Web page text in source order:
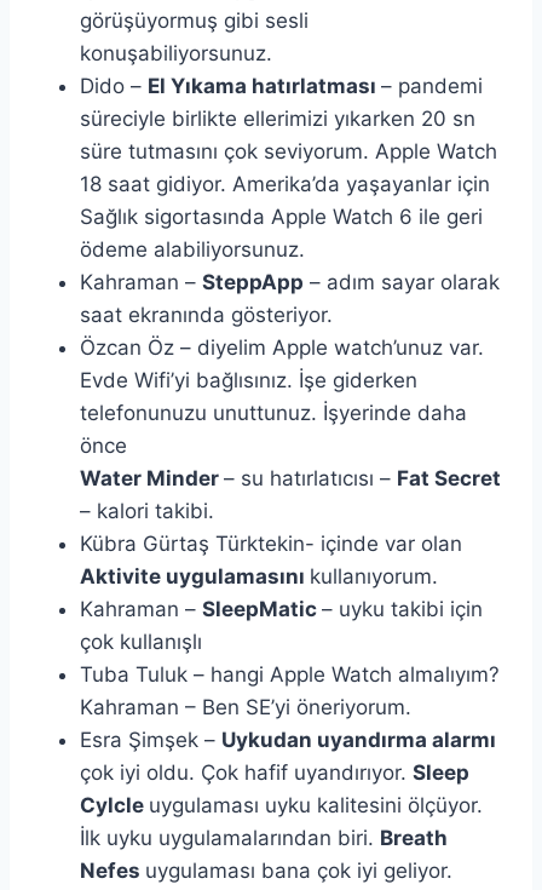
görüşüyormuş gibi sesli
konuşabiliyorsunuz.
Dido – El Yıkama hatırlatması – pandemi
süreciyle birlikte ellerimizi yıkarken 20 sn
süre tutmasını çok seviyorum. Apple Watch
18 saat gidiyor. Amerika’da yaşayanlar için
Sağlık sigortasında Apple Watch 6 ile geri
ödeme alabiliyorsunuz.
Kahraman – SteppApp – adım sayar olarak
saat ekranında gösteriyor.
Özcan Öz – diyelim Apple watch’unuz var.
Evde Wifi’yi bağlısınız. İşe giderken
telefonunuzu unuttunuz. İşyerinde daha
önce
Water Minder – su hatırlatıcısı – Fat Secret
– kalori takibi.
Kübra Gürtaş Türktekin- içinde var olan
Aktivite uygulamasını kullanıyorum.
Kahraman – SleepMatic – uyku takibi için
çok kullanışlı
Tuba Tuluk – hangi Apple Watch almalıyım?
Kahraman – Ben SE’yi öneriyorum.
Esra Şimşek – Uykudan uyandırma alarmı
çok iyi oldu. Çok hafif uyandırıyor. Sleep
Cylcle uygulaması uyku kalitesini ölçüyor.
İlk uyku uygulamalarından biri. Breath
Nefes uygulaması bana çok iyi geliyor.